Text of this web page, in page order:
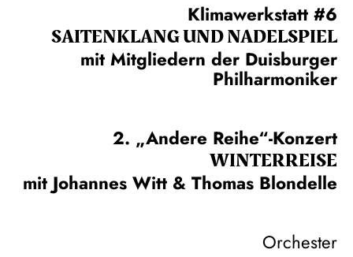
Klimawerkstatt #6
SAITEN­KLANG UND NADEL­SPIEL
mit Mitgliedern der Duisburger
Philharmoniker
2. „Andere Reihe“-Konzert
WINTER­REISE
mit Johannes Witt & Thomas Blondelle
Orchester